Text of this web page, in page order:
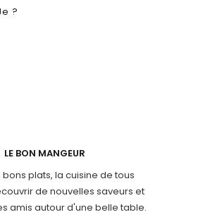
?
LE BON MANGEUR
plats, la cuisine de tous
de nouvelles saveurs et
amis autour d'une belle table.